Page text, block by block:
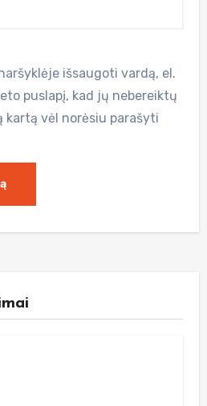
išsaugoti vardą, el.
puslapį, kad jų nebereiktų
kartą vėl norėsiu parašyti